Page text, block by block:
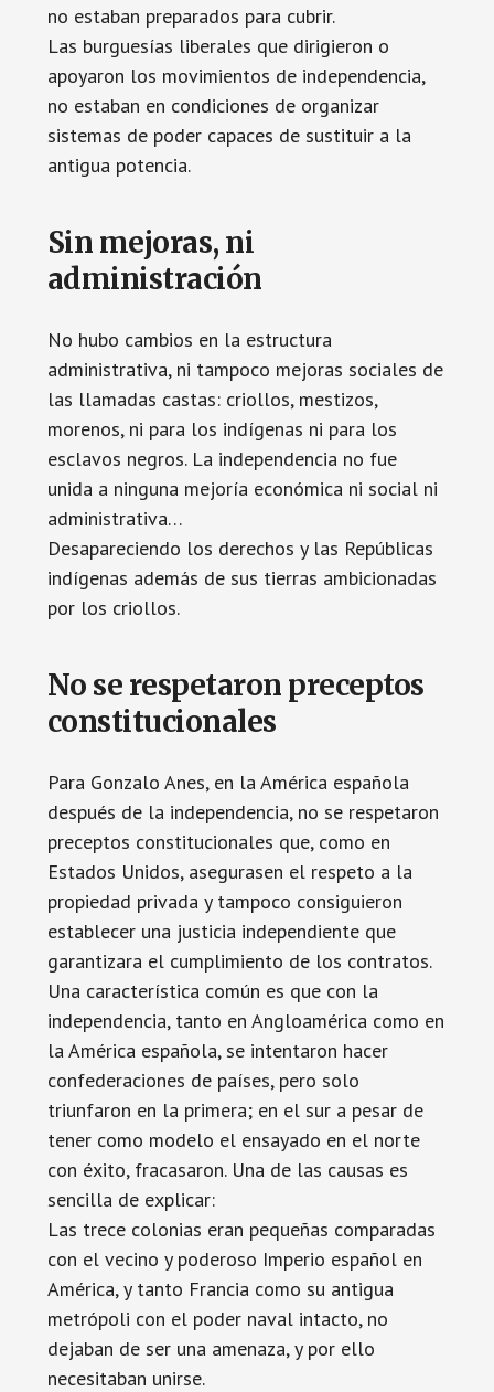
no estaban preparados para cubrir.
Las burguesías liberales que dirigieron o
apoyaron los movimientos de independencia,
no estaban en condiciones de organizar
sistemas de poder capaces de sustituir a la
antigua potencia.
Sin mejoras, ni
administración
No hubo cambios en la estructura
administrativa, ni tampoco mejoras sociales de
las llamadas castas: criollos, mestizos,
morenos, ni para los indígenas ni para los
esclavos negros. La independencia no fue
unida a ninguna mejoría económica ni social ni
administrativa…
Desapareciendo los derechos y las Repúblicas
indígenas además de sus tierras ambicionadas
por los criollos.
No se respetaron preceptos
constitucionales
Para Gonzalo Anes, en la América española
después de la independencia, no se respetaron
preceptos constitucionales que, como en
Estados Unidos, asegurasen el respeto a la
propiedad privada y tampoco consiguieron
establecer una justicia independiente que
garantizara el cumplimiento de los contratos.
Una característica común es que con la
independencia, tanto en Angloamérica como en
la América española, se intentaron hacer
confederaciones de países, pero solo
triunfaron en la primera; en el sur a pesar de
tener como modelo el ensayado en el norte
con éxito, fracasaron. Una de las causas es
sencilla de explicar:
Las trece colonias eran pequeñas comparadas
con el vecino y poderoso Imperio español en
América, y tanto Francia como su antigua
metrópoli con el poder naval intacto, no
dejaban de ser una amenaza, y por ello
necesitaban unirse.